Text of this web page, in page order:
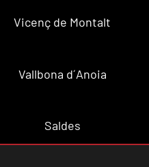
Vicenç de Montalt
Vallbona d´Anoia
Saldes